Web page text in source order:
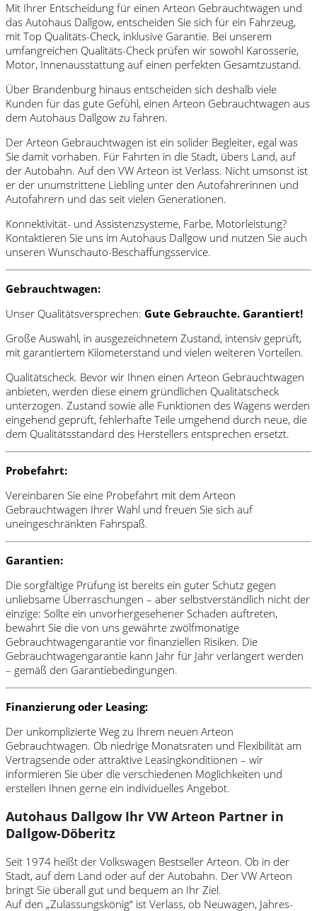
Mit Ihrer Entscheidung für einen Arteon Gebrauchtwagen und
das Autohaus Dallgow, entscheiden Sie sich für ein Fahrzeug,
mit Top Qualitäts-Check, inklusive Garantie. Bei unserem
umfangreichen Qualitäts-Check prüfen wir sowohl Karosserie,
Motor, Innenausstattung auf einen perfekten Gesamtzustand.
Über Brandenburg hinaus entscheiden sich deshalb viele
Kunden für das gute Gefühl, einen Arteon Gebrauchtwagen aus
dem Autohaus Dallgow zu fahren.
Der Arteon Gebrauchtwagen ist ein solider Begleiter, egal was
Sie damit vorhaben. Für Fahrten in die Stadt, übers Land, auf
der Autobahn. Auf den VW Arteon ist Verlass. Nicht umsonst ist
er der unumstrittene Liebling unter den Autofahrerinnen und
Autofahrern und das seit vielen Generationen.
Konnektivität- und Assistenzsysteme, Farbe, Motorleistung?
Kontaktieren Sie uns im Autohaus Dallgow und nutzen Sie auch
unseren Wunschauto-Beschaffungsservice.
Gebrauchtwagen:
Unser Qualitätsversprechen: Gute Gebrauchte. Garantiert!
Große Auswahl, in ausgezeichnetem Zustand, intensiv geprüft,
mit garantiertem Kilometerstand und vielen weiteren Vorteilen.
Qualitätscheck. Bevor wir Ihnen einen Arteon Gebrauchtwagen
anbieten, werden diese einem gründlichen Qualitätscheck
unterzogen. Zustand sowie alle Funktionen des Wagens werden
eingehend geprüft, fehlerhafte Teile umgehend durch neue, die
dem Qualitätsstandard des Herstellers entsprechen ersetzt.
Probefahrt:
Vereinbaren Sie eine Probefahrt mit dem Arteon
Gebrauchtwagen Ihrer Wahl und freuen Sie sich auf
uneingeschränkten Fahrspaß.
Garantien:
Die sorgfältige Prüfung ist bereits ein guter Schutz gegen
unliebsame Überraschungen – aber selbstverständlich nicht der
einzige: Sollte ein unvorhergesehener Schaden auftreten,
bewahrt Sie die von uns gewährte zwölfmonatige
Gebrauchtwagengarantie vor finanziellen Risiken. Die
Gebrauchtwagengarantie kann Jahr für Jahr verlängert werden
– gemäß den Garantiebedingungen.
Finanzierung oder Leasing:
Der unkomplizierte Weg zu Ihrem neuen Arteon
Gebrauchtwagen. Ob niedrige Monatsraten und Flexibilität am
Vertragsende oder attraktive Leasingkonditionen – wir
informieren Sie über die verschiedenen Möglichkeiten und
erstellen Ihnen gerne ein individuelles Angebot.
Autohaus Dallgow Ihr VW Arteon Partner in
Dallgow-Döberitz
Seit 1974 heißt der Volkswagen Bestseller Arteon. Ob in der
Stadt, auf dem Land oder auf der Autobahn. Der VW Arteon
bringt Sie überall gut und bequem an Ihr Ziel.
Auf den „Zulassungskönig“ ist Verlass, ob Neuwagen, Jahres-